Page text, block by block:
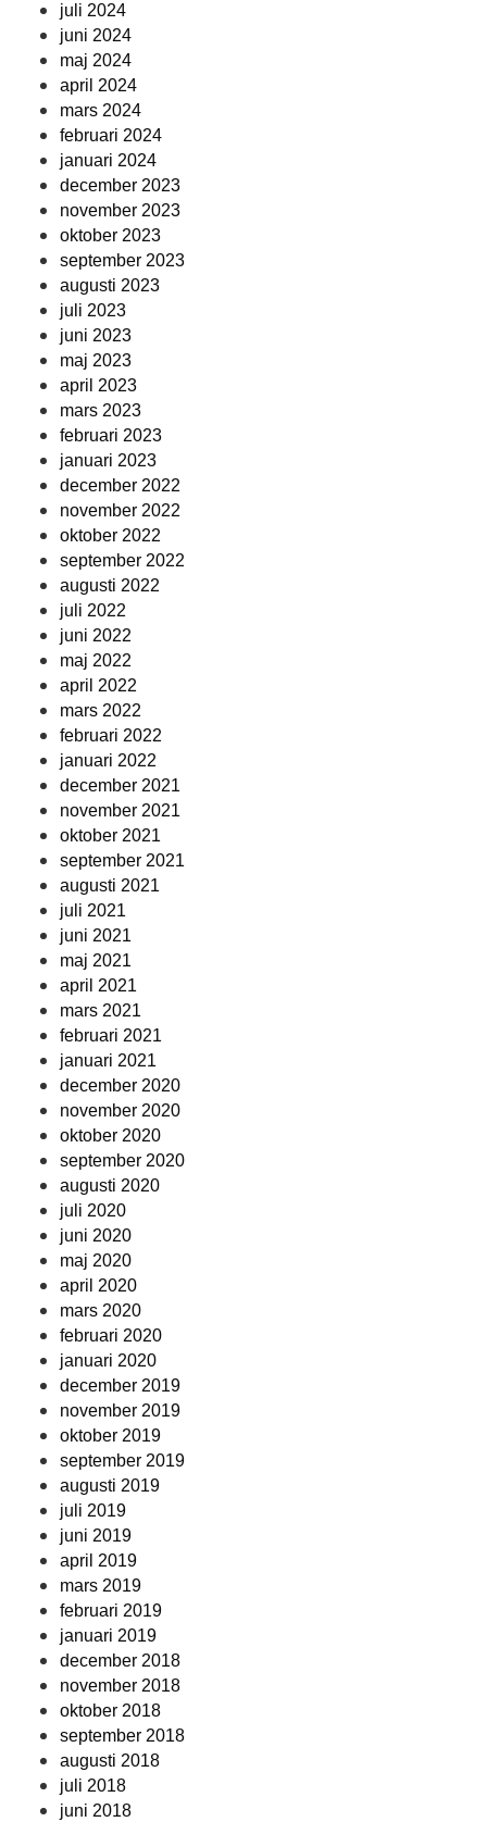
juli 2024
juni 2024
maj 2024
april 2024
mars 2024
februari 2024
januari 2024
december 2023
november 2023
oktober 2023
september 2023
augusti 2023
juli 2023
juni 2023
maj 2023
april 2023
mars 2023
februari 2023
januari 2023
december 2022
november 2022
oktober 2022
september 2022
augusti 2022
juli 2022
juni 2022
maj 2022
april 2022
mars 2022
februari 2022
januari 2022
december 2021
november 2021
oktober 2021
september 2021
augusti 2021
juli 2021
juni 2021
maj 2021
april 2021
mars 2021
februari 2021
januari 2021
december 2020
november 2020
oktober 2020
september 2020
augusti 2020
juli 2020
juni 2020
maj 2020
april 2020
mars 2020
februari 2020
januari 2020
december 2019
november 2019
oktober 2019
september 2019
augusti 2019
juli 2019
juni 2019
april 2019
mars 2019
februari 2019
januari 2019
december 2018
november 2018
oktober 2018
september 2018
augusti 2018
juli 2018
juni 2018